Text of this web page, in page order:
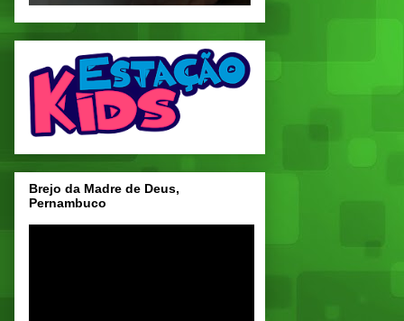
Brejo da Madre de Deus,
Pernambuco